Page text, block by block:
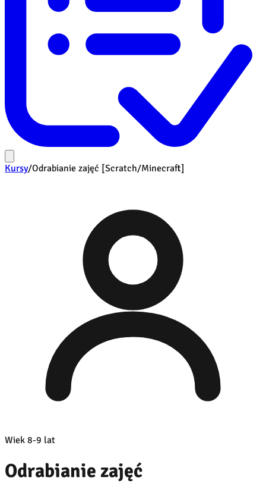
Kursy/Odrabianie zajęć [Scratch/Minecraft]
Wiek 8-9 lat
Odrabianie zajęć